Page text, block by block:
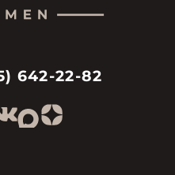
642-22-82